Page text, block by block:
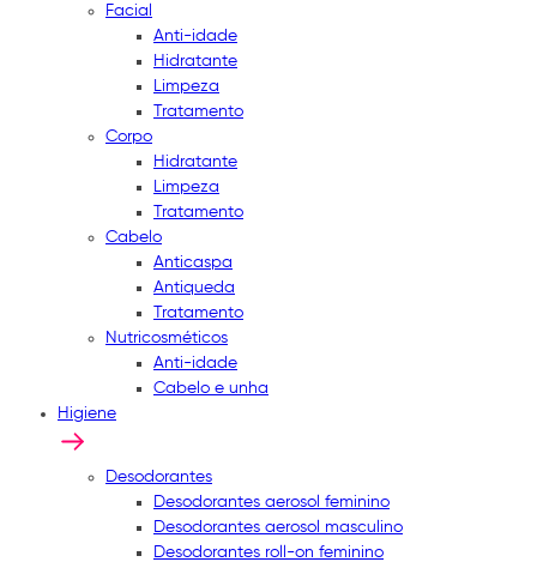
Facial
Anti-idade
Hidratante
Limpeza
Tratamento
Corpo
Hidratante
Limpeza
Tratamento
Cabelo
Anticaspa
Antiqueda
Tratamento
Nutricosméticos
Anti-idade
Cabelo e unha
Higiene
Desodorantes
Desodorantes aerosol feminino
Desodorantes aerosol masculino
Desodorantes roll-on feminino